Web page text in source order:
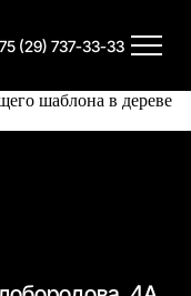
(29) 737-33-33
шаблона в дереве